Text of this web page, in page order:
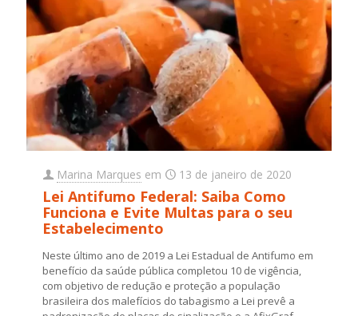
Marina Marques em 13 de janeiro de 2020
Lei Antifumo Federal: Saiba Como
Funciona e Evite Multas para o seu
Estabelecimento
Neste último ano de 2019 a Lei Estadual de Antifumo em
benefício da saúde pública completou 10 de vigência,
com objetivo de redução e proteção a população
brasileira dos malefícios do tabagismo a Lei prevê a